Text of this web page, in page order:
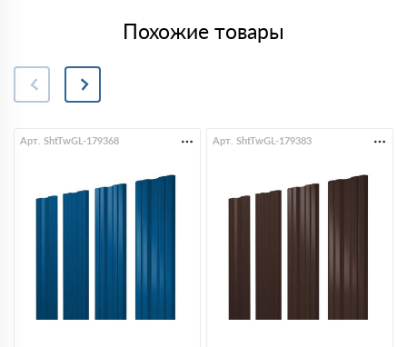
Похожие товары
Арт. ShtTwGL-179368 Арт. ShtTwGL-179383